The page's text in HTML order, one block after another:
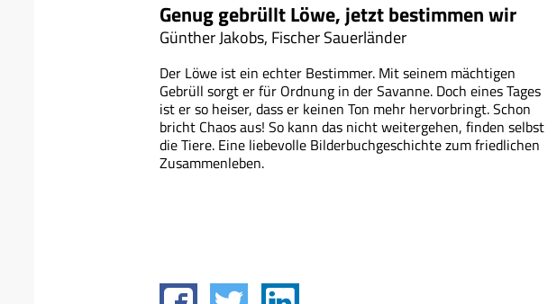
Genug gebrüllt Löwe, jetzt bestimmen wir
Günther Jakobs, Fischer Sauerländer
Der Löwe ist ein echter Bestimmer. Mit seinem mächtigen
Gebrüll sorgt er für Ordnung in der Savanne. Doch eines Tages
ist er so heiser, dass er keinen Ton mehr hervorbringt. Schon
bricht Chaos aus! So kann das nicht weitergehen, finden selbst
die Tiere. Eine liebevolle Bilderbuchgeschichte zum friedlichen
Zusammenleben.